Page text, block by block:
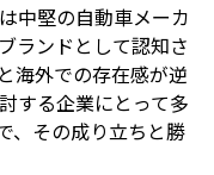
中堅の自動車メーカ
ランドとして認知さ
海外での存在感が逆
する企業にとって多
、その成り立ちと勝